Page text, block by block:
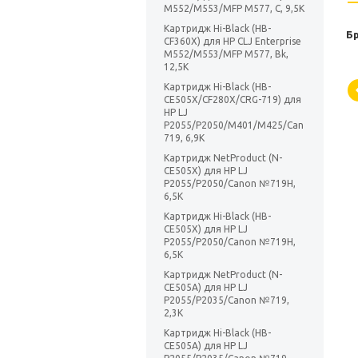
M552/M553/MFP M577, C, 9,5K
Картридж Hi-Black (HB-
CF360X) для HP CLJ Enterprise
M552/M553/MFP M577, Bk,
12,5K
Картридж Hi-Black (HB-
CE505X/CF280X/CRG-719) для
HP LJ
P2055/P2050/M401/M425/Can
719, 6,9K
Картридж NetProduct (N-
CE505X) для HP LJ
P2055/P2050/Canon №719H,
6,5K
Картридж Hi-Black (HB-
CE505X) для HP LJ
P2055/P2050/Canon №719H,
6,5K
Картридж NetProduct (N-
CE505A) для HP LJ
P2055/P2035/Canon №719,
2,3K
Картридж Hi-Black (HB-
CE505A) для HP LJ